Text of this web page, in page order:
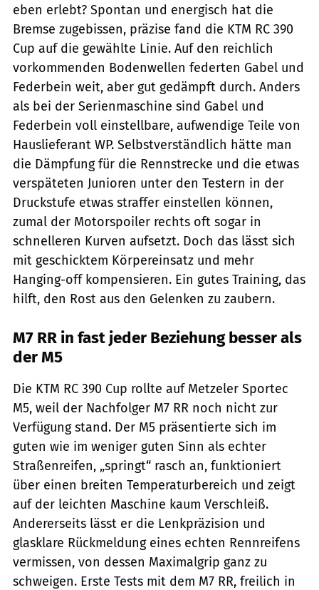
eben erlebt? Spontan und energisch hat die
Bremse zugebissen, präzise fand die KTM RC 390
Cup auf die gewählte Linie. Auf den reichlich
vorkommenden Bodenwellen federten Gabel und
Federbein weit, aber gut gedämpft durch. Anders
als bei der Serienmaschine sind Gabel und
Federbein voll einstellbare, aufwendige Teile von
Hauslieferant WP. Selbstverständlich hätte man
die Dämpfung für die Rennstrecke und die etwas
verspäteten Junioren unter den Testern in der
Druckstufe etwas straffer einstellen können,
zumal der Motorspoiler rechts oft sogar in
schnelleren Kurven aufsetzt. Doch das lässt sich
mit geschicktem Körpereinsatz und mehr
Hanging-off kompensieren. Ein gutes Training, das
hilft, den Rost aus den Gelenken zu zaubern.
M7 RR in fast jeder Beziehung besser als
der M5
Die KTM RC 390 Cup rollte auf Metzeler Sportec
M5, weil der Nachfolger M7 RR noch nicht zur
Verfügung stand. Der M5 präsentierte sich im
guten wie im weniger guten Sinn als echter
Straßenreifen, „springt“ rasch an, funktioniert
über einen breiten Temperaturbereich und zeigt
auf der leichten Maschine kaum Verschleiß.
Andererseits lässt er die Lenkpräzision und
glasklare Rückmeldung eines echten Rennreifens
vermissen, von dessen Maximalgrip ganz zu
schweigen. Erste Tests mit dem M7 RR, freilich in